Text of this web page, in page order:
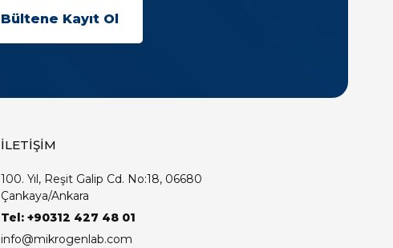
İLETİŞİM
100. Yıl, Reşit Galip Cd. No:18, 06680
Çankaya/Ankara
Tel: +90312 427 48 01
info@mikrogenlab.com